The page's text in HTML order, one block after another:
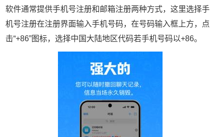
软件通常提供手机号注册和邮箱注册两种方式，这里选择手
机号注册在注册界面输入手机号码，在号码输入框上方，点
击“+86”图标，选择中国大陆地区代码若手机号码以+86。